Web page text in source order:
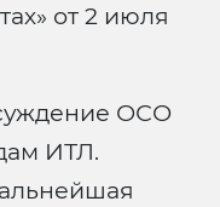
от 2 июля
ОСО
ИТЛ.